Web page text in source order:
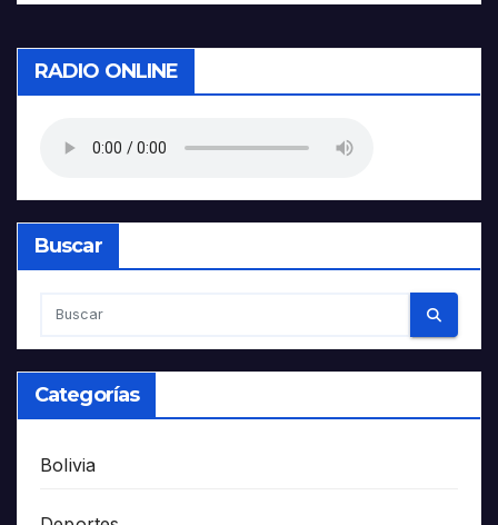
RADIO ONLINE
Buscar
Categorías
Bolivia